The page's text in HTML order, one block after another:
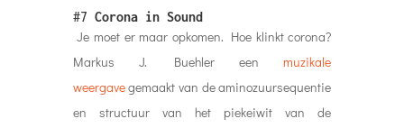
#7 Corona in Sound
Je moet er maar opkomen. Hoe klinkt corona?
Markus J. Buehler eenmuzikale
weergavegemaakt van de aminozuursequentie
en structuur van het piekeiwit van de